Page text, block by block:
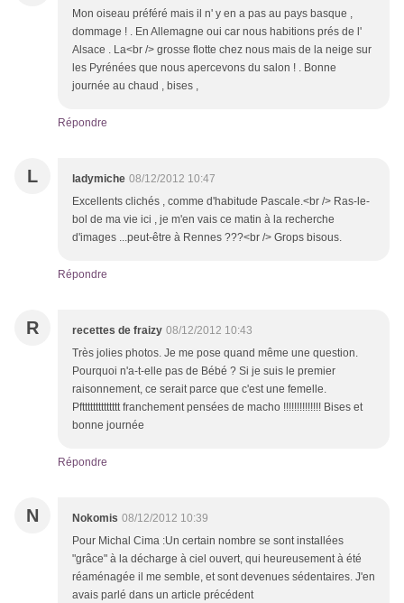
Mon oiseau préféré mais il n' y en a pas au pays basque ,
dommage ! . En Allemagne oui car nous habitions prés de l'
Alsace . La<br /> grosse flotte chez nous mais de la neige sur
les Pyrénées que nous apercevons du salon ! . Bonne
journée au chaud , bises ,
Répondre
L ladymiche 08/12/2012 10:47
Excellents clichés , comme d'habitude Pascale.<br /> Ras-le-
bol de ma vie ici , je m'en vais ce matin à la recherche
d'images ...peut-être à Rennes ???<br /> Grops bisous.
Répondre
R recettes de fraizy 08/12/2012 10:43
Très jolies photos. Je me pose quand même une question.
Pourquoi n'a-t-elle pas de Bébé ? Si je suis le premier
raisonnement, ce serait parce que c'est une femelle.
Pftttttttttttttt franchement pensées de macho !!!!!!!!!!!!!! Bises et
bonne journée
Répondre
N Nokomis 08/12/2012 10:39
Pour Michal Cima :Un certain nombre se sont installées
"grâce" à la décharge à ciel ouvert, qui heureusement à été
réaménagée il me semble, et sont devenues sédentaires. J'en
avais parlé dans un article précédent